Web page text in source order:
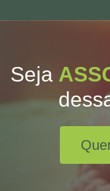
Seja